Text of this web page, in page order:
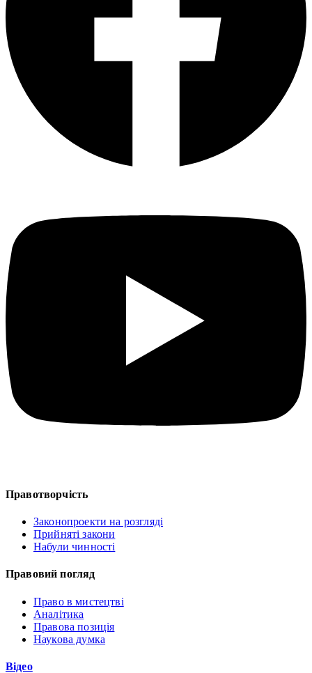
Правотворчість
Законопроекти на розгляді
Прийняті закони
Набули чинності
Правовий погляд
Право в мистецтві
Аналітика
Правова позиція
Наукова думка
Відео